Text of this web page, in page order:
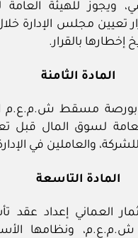
ويجوز للهيئة
إخطارها بالقرار.
المادة الثامنة
بورصة مسقط ش.م.ع.م
لسوق المال قبل
والعاملين في
المادة التاسعة
العماني إعداد
ونظامها